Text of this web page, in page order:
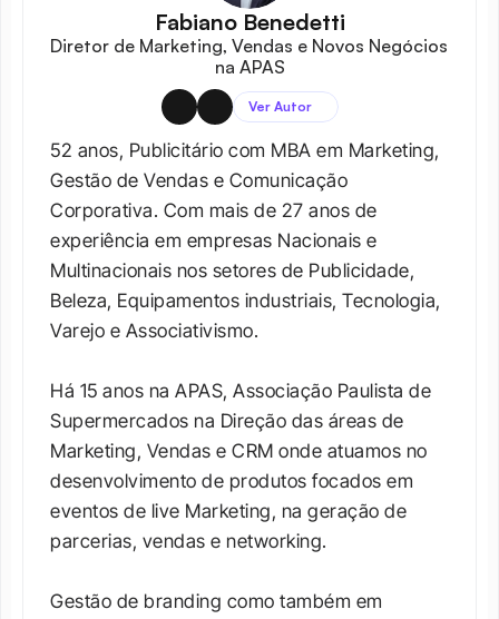
Fabiano Benedetti
Diretor de Marketing, Vendas e Novos Negócios
na APAS
Ver Autor
52 anos, Publicitário com MBA em Marketing,
Gestão de Vendas e Comunicação
Corporativa. Com mais de 27 anos de
experiência em empresas Nacionais e
Multinacionais nos setores de Publicidade,
Beleza, Equipamentos industriais, Tecnologia,
Varejo e Associativismo.
Há 15 anos na APAS, Associação Paulista de
Supermercados na Direção das áreas de
Marketing, Vendas e CRM onde atuamos no
desenvolvimento de produtos focados em
eventos de live Marketing, na geração de
parcerias, vendas e networking.
Gestão de branding como também em